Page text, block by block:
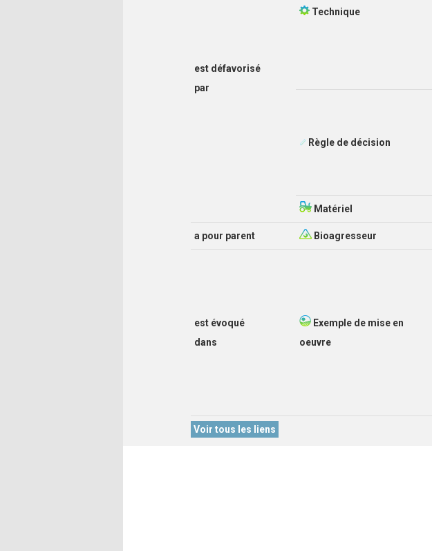
est défavorisé
par
Technique
Règle de décision
Matériel
a pour parent Bioagresseur
est évoqué
dans
Exemple de mise en
oeuvre
Voir tous les liens